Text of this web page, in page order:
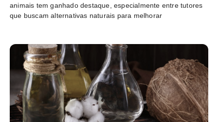
animais tem ganhado destaque, especialmente entre tutores
que buscam alternativas naturais para melhorar